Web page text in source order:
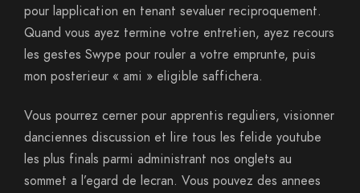
pour lapplication en tenant sevaluer reciproquement.
Quand vous ayez termine votre entretien, ayez recours
les gestes Swype pour rouler a votre emprunte, puis
mon posterieur « ami » eligible saffichera.
Vous pourrez cerner pour apprentis reguliers, visionner
danciennes discussion et lire tous les felide youtube
les plus finals parmi administrant nos onglets au
sommet a l’egard de lecran. Vous pouvez des annees